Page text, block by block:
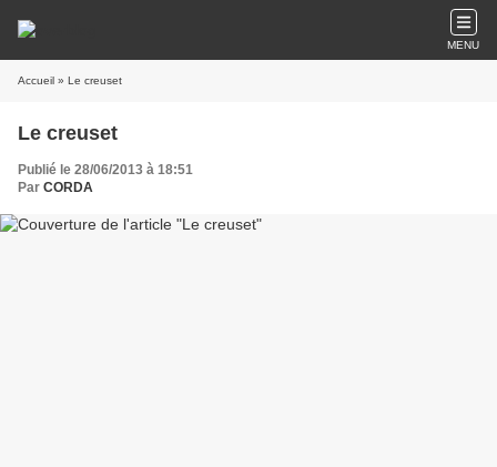
MENU
Accueil » Le creuset
Le creuset
Publié le 28/06/2013 à 18:51
Par CORDA